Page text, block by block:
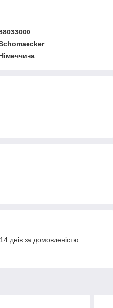
Німеччина
днів за домовленістю